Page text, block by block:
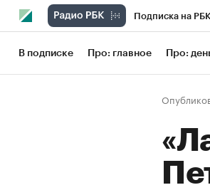
Подписка на РБК
Школа
Рынок наличной
В подписке Про: главное Про: